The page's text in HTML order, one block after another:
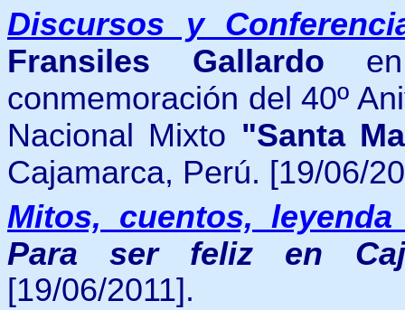
Discursos y
Fransiles Gallardo en
conmemoración del 40º
Nacional Mixto "Santa
Cajamarca, Perú. [19/06/
Mitos, cuentos,
Para ser feliz en
[19/06/2011].